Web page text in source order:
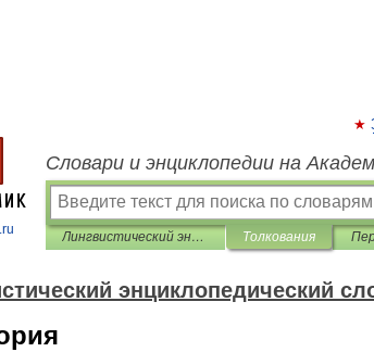
Словари и энциклопедии на
Лингвистический энциклопедический словарь Толкования
энциклопедический